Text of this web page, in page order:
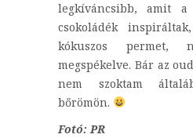
legkíváncsibb, amit a
csokoládék
kókuszos permet,
megspékelve. Bár az
nem szoktam
bőrömön.
Fotó: PR